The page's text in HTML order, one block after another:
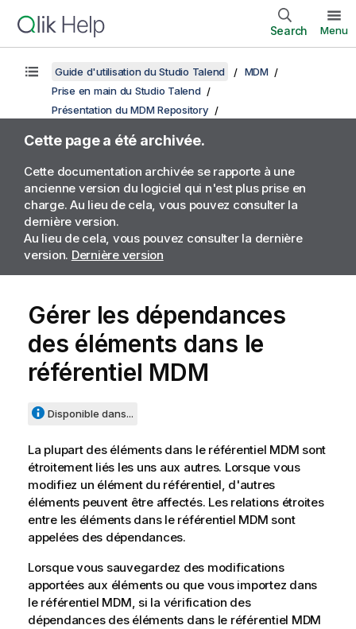
Search Menu
Guide d'utilisation du Studio Talend
MDM
Prise en main du Studio Talend
Présentation du MDM Repository
Cette page a été archivée.
Cette documentation archivée se rapporte à une
ancienne version du logiciel qui n'est plus prise en
charge. Au lieu de cela, vous pouvez consulter la
dernière version.
Au lieu de cela, vous pouvez consulter la dernière
version. Dernière version
Gérer les dépendances
des éléments dans le
référentiel MDM
Disponible dans...
La plupart des éléments dans le référentiel MDM sont
étroitement liés les uns aux autres. Lorsque vous
modifiez un élément du référentiel, d'autres
éléments peuvent être affectés. Les relations étroites
entre les éléments dans le référentiel MDM sont
appelées des dépendances.
Lorsque vous sauvegardez des modifications
apportées aux éléments ou que vous importez dans
le référentiel MDM, si la vérification des
dépendances des éléments dans le référentiel MDM